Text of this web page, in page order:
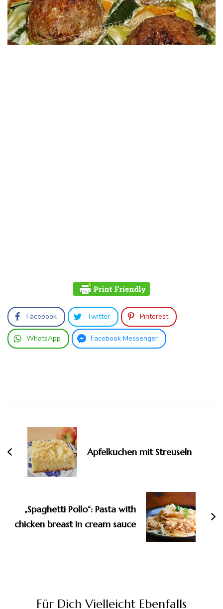
Facebook Twitter Pinterest
WhatsApp Facebook Messenger
Apfelkuchen mit Streuseln
„Spaghetti Pollo“: Pasta with
chicken breast in cream sauce
Für Dich Vielleicht Ebenfalls